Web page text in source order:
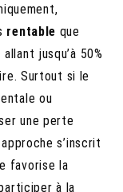
rentable que
jusqu’à 50%
Surtout si le
ou
une perte
s’inscrit
favorise la
à la